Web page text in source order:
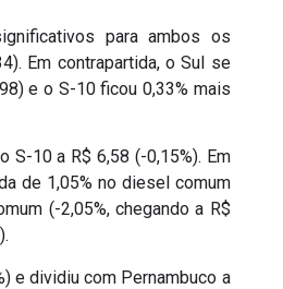
para ambos os
Em contrapartida, o Sul se
e o S-10 ficou 0,33% mais
S-10 a R$ 6,58 (-0,15%). Em
de 1,05% no diesel comum
(-2,05%, chegando a R$
e dividiu com Pernambuco a